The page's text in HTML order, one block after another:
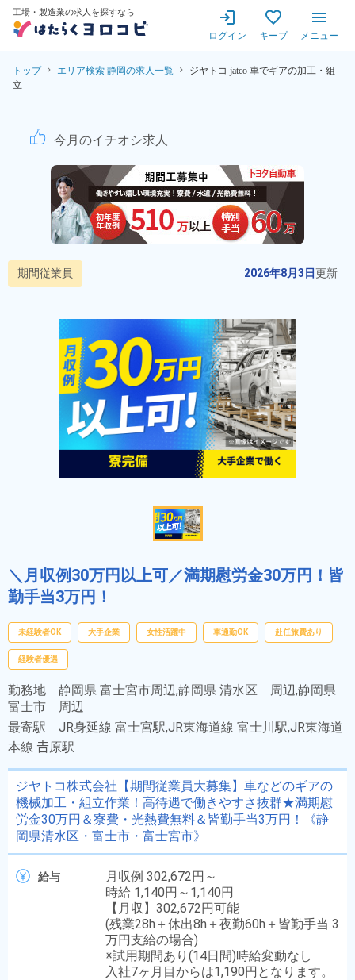
工場・製造業の求人を探すなら
ログイン キープ メニュー
トップ エリア検索 静岡の求人一覧
ジヤトコ jatco 車でギアの加工・組
立
ジヤトコ株式会社【期間従
今月のイチオシ求人
期間従業員 2026年8月3日更新
＼月収例30万円以上可／満期慰労金30万円！皆
勤手当3万円！
未経験者OK 大手企業 女性活躍中 車通勤OK 赴任旅費あり
経験者優遇
勤務地 静岡県 富士宮市周辺,静岡県 清水区 周辺,静岡県
富士市 周辺
最寄駅 JR身延線 富士宮駅,JR東海道線 富士川駅,JR東海道
本線 𠮷原駅
ジヤトコ株式会社【期間従業員大募集】車などのギアの
機械加工・組立作業！高待遇で働きやすさ抜群★満期慰
労金30万円＆寮費・光熱費無料＆皆勤手当3万円！《静
岡県清水区・富士市・富士宮市》
給与
月収例 302,672円～
時給 1,140円～1,140円
【月収】302,672円可能
(残業28h＋休出8h＋夜勤60h＋皆勤手当 3
万円支給の場合)
※試用期間あり(14日間)時給変動なし
入社7ヶ月目からは1,190円となります。